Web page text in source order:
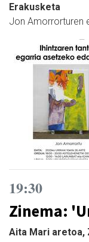
Erakusketa
Jon Amorrorturen
19:30
Zinema:
Aita Mari aretoa,